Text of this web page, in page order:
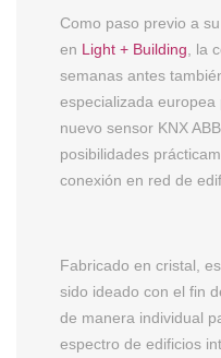
Como paso previo a
en Light + Building , la
semanas antes
especializada
nuevo sensor KNX
posibilidades
conexión en red de
Fabricado en cristal,
sido ideado con el fin
de manera individual
espectro de edificios